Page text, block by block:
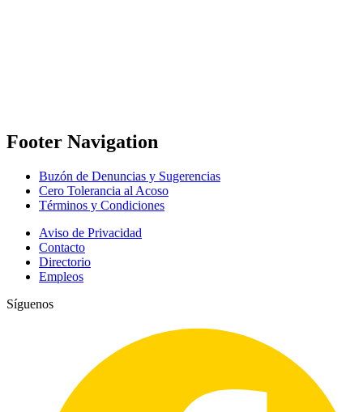
Footer Navigation
Buzón de Denuncias y Sugerencias
Cero Tolerancia al Acoso
Términos y Condiciones
Aviso de Privacidad
Contacto
Directorio
Empleos
Síguenos